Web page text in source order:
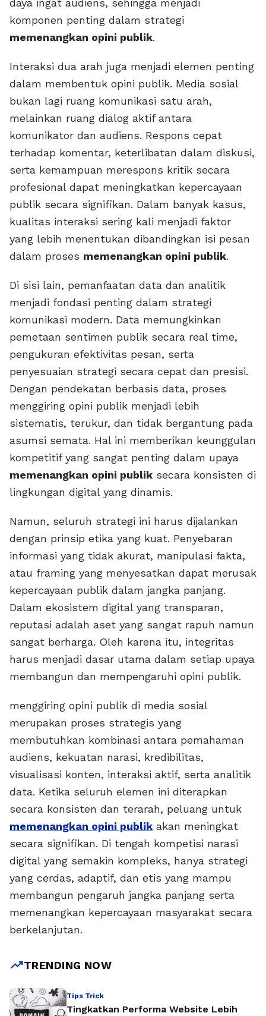
daya ingat audiens, sehingga menjadi
komponen penting dalam strategi
memenangkan opini publik.
Interaksi dua arah juga menjadi elemen penting
dalam membentuk opini publik. Media sosial
bukan lagi ruang komunikasi satu arah,
melainkan ruang dialog aktif antara
komunikator dan audiens. Respons cepat
terhadap komentar, keterlibatan dalam diskusi,
serta kemampuan merespons kritik secara
profesional dapat meningkatkan kepercayaan
publik secara signifikan. Dalam banyak kasus,
kualitas interaksi sering kali menjadi faktor
yang lebih menentukan dibandingkan isi pesan
dalam proses memenangkan opini publik.
Di sisi lain, pemanfaatan data dan analitik
menjadi fondasi penting dalam strategi
komunikasi modern. Data memungkinkan
pemetaan sentimen publik secara real time,
pengukuran efektivitas pesan, serta
penyesuaian strategi secara cepat dan presisi.
Dengan pendekatan berbasis data, proses
menggiring opini publik menjadi lebih
sistematis, terukur, dan tidak bergantung pada
asumsi semata. Hal ini memberikan keunggulan
kompetitif yang sangat penting dalam upaya
memenangkan opini publik secara konsisten di
lingkungan digital yang dinamis.
Namun, seluruh strategi ini harus dijalankan
dengan prinsip etika yang kuat. Penyebaran
informasi yang tidak akurat, manipulasi fakta,
atau framing yang menyesatkan dapat merusak
kepercayaan publik dalam jangka panjang.
Dalam ekosistem digital yang transparan,
reputasi adalah aset yang sangat rapuh namun
sangat berharga. Oleh karena itu, integritas
harus menjadi dasar utama dalam setiap upaya
membangun dan mempengaruhi opini publik.
menggiring opini publik di media sosial
merupakan proses strategis yang
membutuhkan kombinasi antara pemahaman
audiens, kekuatan narasi, kredibilitas,
visualisasi konten, interaksi aktif, serta analitik
data. Ketika seluruh elemen ini diterapkan
secara konsisten dan terarah, peluang untuk
memenangkan opini publik akan meningkat
secara signifikan. Di tengah kompetisi narasi
digital yang semakin kompleks, hanya strategi
yang cerdas, adaptif, dan etis yang mampu
membangun pengaruh jangka panjang serta
memenangkan kepercayaan masyarakat secara
berkelanjutan.
trending_upTRENDING NOW
Tips Trick
Tingkatkan Performa Website Lebih